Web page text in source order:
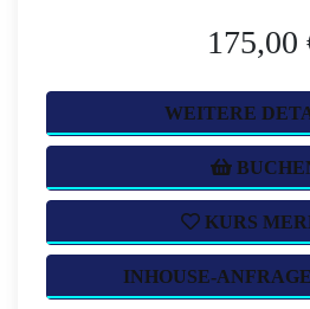
175,00
WEITERE
KURS
INHOUSE-